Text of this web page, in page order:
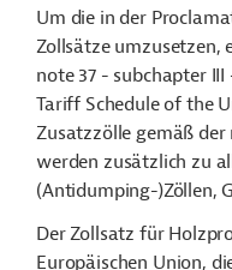
Um die in der
Zollsätze umzusetzen,
note 37 - subchapter
Tariff Schedule of the
Zusatzzölle gemäß der
werden zusätzlich zu
(Antidumping-)Zöllen,
Der Zollsatz für
Europäischen Union,